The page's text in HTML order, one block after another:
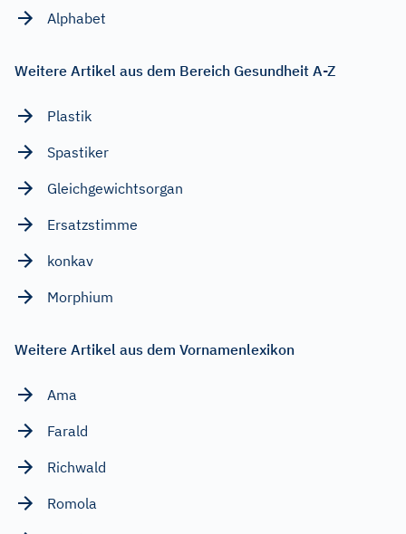
Alphabet
Weitere Artikel aus dem Bereich Gesundheit A-Z
Plastik
Spastiker
Gleichgewichtsorgan
Ersatzstimme
konkav
Morphium
Weitere Artikel aus dem Vornamenlexikon
Ama
Farald
Richwald
Romola